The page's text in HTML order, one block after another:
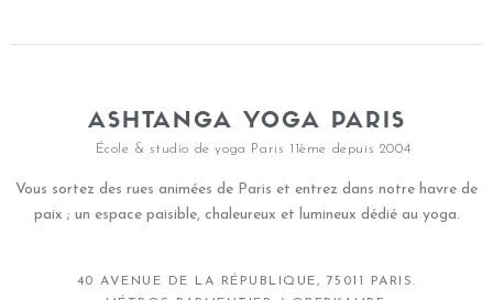
ASHTANGA YOGA PARIS
École & studio de yoga Paris 11ème depuis 2004
Vous sortez des rues animées de Paris et entrez dans notre havre de
paix ; un espace paisible, chaleureux et lumineux dédié au yoga.
40 AVENUE DE LA RÉPUBLIQUE, 75011 PARIS.